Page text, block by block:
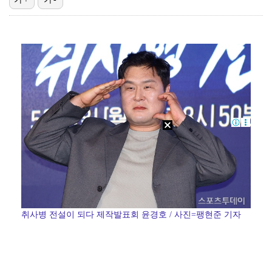
대놓고 '심판 마사지'로 결재 받기도…최종 결재권자는 …
외신까지 퍼지고 있는 축구협회 성접대 논란…2002 한…
보스턴, 'KBO MVP' 페디 무너뜨리며 연장 13회…
'1라운드 115위' 김민별, 2라운드 7타 줄이며 7…
취사병 전설이 되다 제작발표회 윤경호 / 사진=팽현준 기자